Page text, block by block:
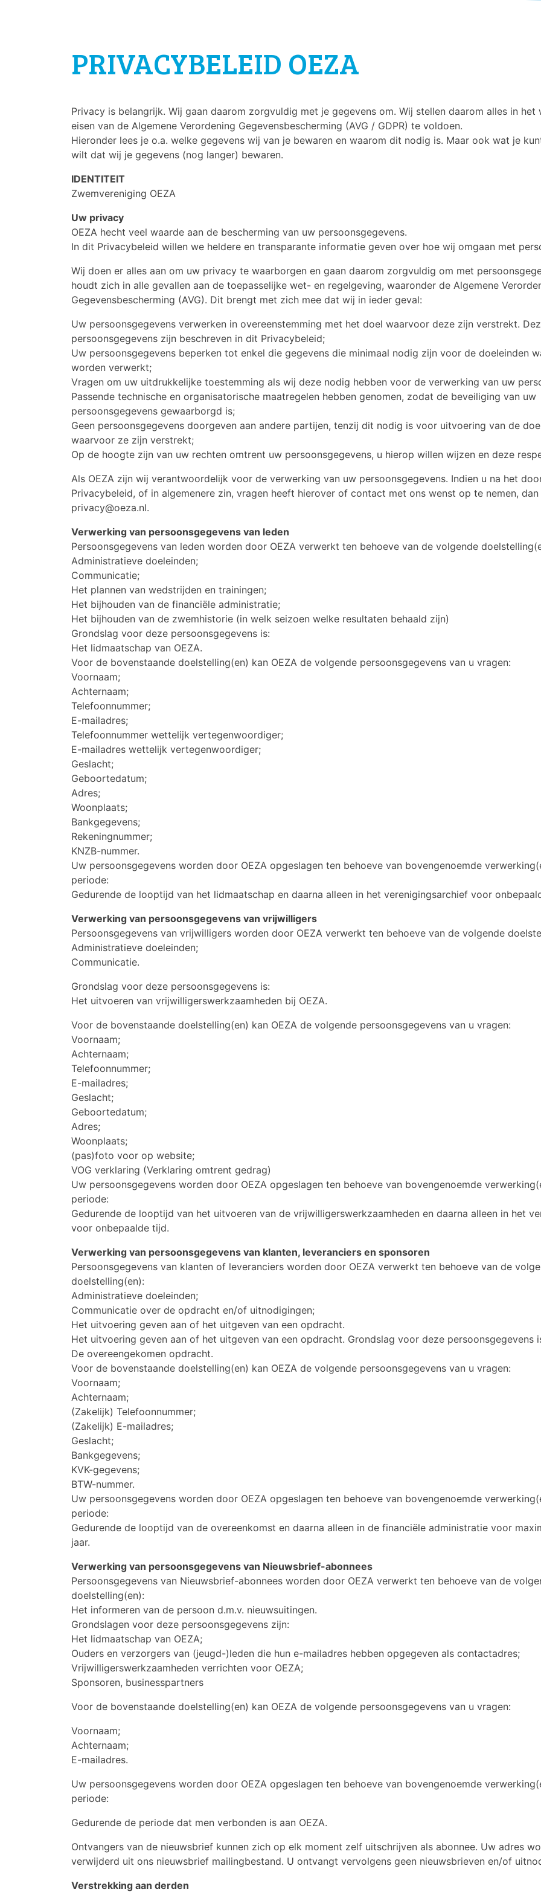
PRIVACYBELEID OEZA
Privacy is belangrijk. Wij gaan daarom zorgvuldig met je gegevens om. Wij stellen daarom alles in het
eisen van de Algemene Verordening Gegevensbescherming (AVG / GDPR) te voldoen.
Hieronder lees je o.a. welke gegevens wij van je bewaren en waarom dit nodig is. Maar ook wat je
wilt dat wij je gegevens (nog langer) bewaren.
IDENTITEIT
Zwemvereniging OEZA
Uw privacy
OEZA hecht veel waarde aan de bescherming van uw persoonsgegevens.
In dit Privacybeleid willen we heldere en transparante informatie geven over hoe wij omgaan met
Wij doen er alles aan om uw privacy te waarborgen en gaan daarom zorgvuldig om met
houdt zich in alle gevallen aan de toepasselijke wet- en regelgeving, waaronder de Algemene
Gegevensbescherming (AVG). Dit brengt met zich mee dat wij in ieder geval:
Uw persoonsgegevens verwerken in overeenstemming met het doel waarvoor deze zijn verstrekt.
persoonsgegevens zijn beschreven in dit Privacybeleid;
Uw persoonsgegevens beperken tot enkel die gegevens die minimaal nodig zijn voor de doeleinden
worden verwerkt;
Vragen om uw uitdrukkelijke toestemming als wij deze nodig hebben voor de verwerking van uw
Passende technische en organisatorische maatregelen hebben genomen, zodat de beveiliging van uw
persoonsgegevens gewaarborgd is;
Geen persoonsgegevens doorgeven aan andere partijen, tenzij dit nodig is voor uitvoering van de
waarvoor ze zijn verstrekt;
Op de hoogte zijn van uw rechten omtrent uw persoonsgegevens, u hierop willen wijzen en deze
Als OEZA zijn wij verantwoordelijk voor de verwerking van uw persoonsgegevens. Indien u na het
Privacybeleid, of in algemenere zin, vragen heeft hierover of contact met ons wenst op te nemen,
privacy@oeza.nl.
Verwerking van persoonsgegevens van leden
Persoonsgegevens van leden worden door OEZA verwerkt ten behoeve van de volgende
Administratieve doeleinden;
Communicatie;
Het plannen van wedstrijden en trainingen;
Het bijhouden van de financiële administratie;
Het bijhouden van de zwemhistorie (in welk seizoen welke resultaten behaald zijn)
Grondslag voor deze persoonsgegevens is:
Het lidmaatschap van OEZA.
Voor de bovenstaande doelstelling(en) kan OEZA de volgende persoonsgegevens van u vragen:
Voornaam;
Achternaam;
Telefoonnummer;
E-mailadres;
Telefoonnummer wettelijk vertegenwoordiger;
E-mailadres wettelijk vertegenwoordiger;
Geslacht;
Geboortedatum;
Adres;
Woonplaats;
Bankgegevens;
Rekeningnummer;
KNZB-nummer.
Uw persoonsgegevens worden door OEZA opgeslagen ten behoeve van bovengenoemde
periode:
Gedurende de looptijd van het lidmaatschap en daarna alleen in het verenigingsarchief voor
Verwerking van persoonsgegevens van vrijwilligers
Persoonsgegevens van vrijwilligers worden door OEZA verwerkt ten behoeve van de volgende
Administratieve doeleinden;
Communicatie.
Grondslag voor deze persoonsgegevens is:
Het uitvoeren van vrijwilligerswerkzaamheden bij OEZA.
Voor de bovenstaande doelstelling(en) kan OEZA de volgende persoonsgegevens van u vragen:
Voornaam;
Achternaam;
Telefoonnummer;
E-mailadres;
Geslacht;
Geboortedatum;
Adres;
Woonplaats;
(pas)foto voor op website;
VOG verklaring (Verklaring omtrent gedrag)
Uw persoonsgegevens worden door OEZA opgeslagen ten behoeve van bovengenoemde
periode:
Gedurende de looptijd van het uitvoeren van de vrijwilligerswerkzaamheden en daarna alleen in het
voor onbepaalde tijd.
Verwerking van persoonsgegevens van klanten, leveranciers en sponsoren
Persoonsgegevens van klanten of leveranciers worden door OEZA verwerkt ten behoeve van de
doelstelling(en):
Administratieve doeleinden;
Communicatie over de opdracht en/of uitnodigingen;
Het uitvoering geven aan of het uitgeven van een opdracht.
Het uitvoering geven aan of het uitgeven van een opdracht. Grondslag voor deze persoonsgegevens
De overeengekomen opdracht.
Voor de bovenstaande doelstelling(en) kan OEZA de volgende persoonsgegevens van u vragen:
Voornaam;
Achternaam;
(Zakelijk) Telefoonnummer;
(Zakelijk) E-mailadres;
Geslacht;
Bankgegevens;
KVK-gegevens;
BTW-nummer.
Uw persoonsgegevens worden door OEZA opgeslagen ten behoeve van bovengenoemde
periode:
Gedurende de looptijd van de overeenkomst en daarna alleen in de financiële administratie voor
jaar.
Verwerking van persoonsgegevens van Nieuwsbrief-abonnees
Persoonsgegevens van Nieuwsbrief-abonnees worden door OEZA verwerkt ten behoeve van de
doelstelling(en):
Het informeren van de persoon d.m.v. nieuwsuitingen.
Grondslagen voor deze persoonsgegevens zijn:
Het lidmaatschap van OEZA;
Ouders en verzorgers van (jeugd-)leden die hun e-mailadres hebben opgegeven als contactadres;
Vrijwilligerswerkzaamheden verrichten voor OEZA;
Sponsoren, businesspartners
Voor de bovenstaande doelstelling(en) kan OEZA de volgende persoonsgegevens van u vragen:
Voornaam;
Achternaam;
E-mailadres.
Uw persoonsgegevens worden door OEZA opgeslagen ten behoeve van bovengenoemde
periode:
Gedurende de periode dat men verbonden is aan OEZA.
Ontvangers van de nieuwsbrief kunnen zich op elk moment zelf uitschrijven als abonnee. Uw adres
verwijderd uit ons nieuwsbrief mailingbestand. U ontvangt vervolgens geen nieuwsbrieven en/of
Verstrekking aan derden